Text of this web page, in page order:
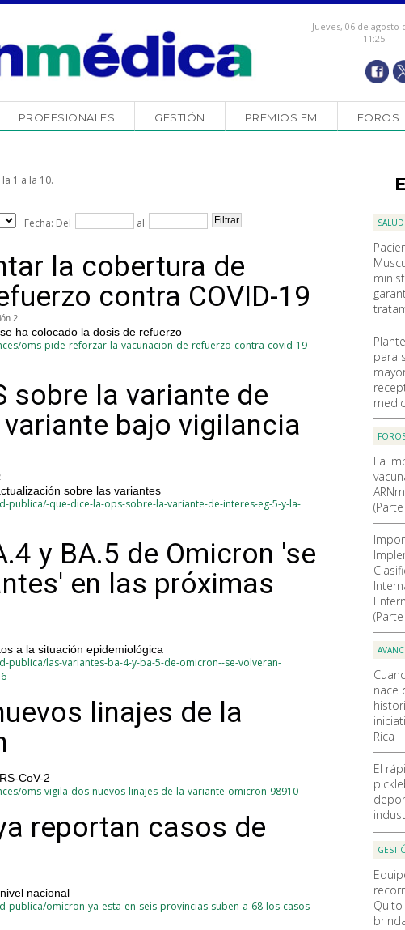
Jueves, 06 de agosto
11:25
PROFESIONALES GESTIÓN PREMIOS EM FOROS
para
La
nace
Rica
El
1 a la 10.
Fecha: Del al
la cobertura de
contra COVID-19
2
ha colocado la dosis de refuerzo
oms-pide-reforzar-la-vacunacion-de-refuerzo-contra-covid-19-
sobre la variante de
variante bajo vigilancia
sobre las variantes
publica/-que-dice-la-ops-sobre-la-variante-de-interes-eg-5-y-la-
y BA.5 de Omicron 'se
en las próximas
a la situación epidemiológica
publica/las-variantes-ba-4-y-ba-5-de-omicron--se-volveran-
linajes de la
CoV-2
oms-vigila-dos-nuevos-linajes-de-la-variante-omicron-98910
reportan casos de
nacional
publica/omicron-ya-esta-en-seis-provincias-suben-a-68-los-casos-